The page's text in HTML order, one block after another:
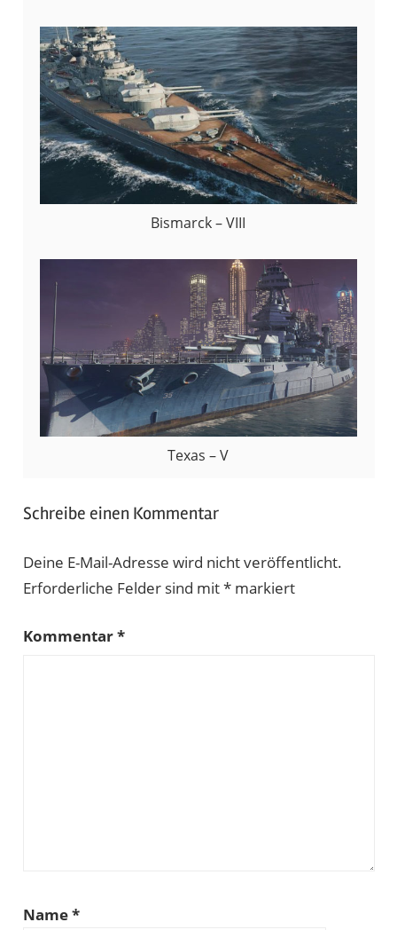
Bismarck – VIII
Texas – V
Schreibe einen Kommentar
Deine E-Mail-Adresse wird nicht veröffentlicht.
Erforderliche Felder sind mit*markiert
Kommentar*
Name*